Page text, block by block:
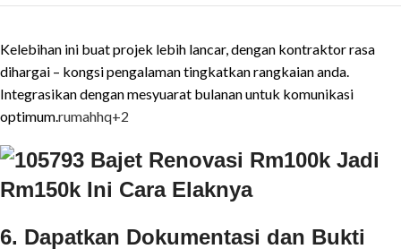
Kelebihan ini buat projek lebih lancar, dengan kontraktor rasa
dihargai – kongsi pengalaman tingkatkan rangkaian anda.
Integrasikan dengan mesyuarat bulanan untuk komunikasi
optimum.rumahhq+2
6. Dapatkan Dokumentasi dan Bukti